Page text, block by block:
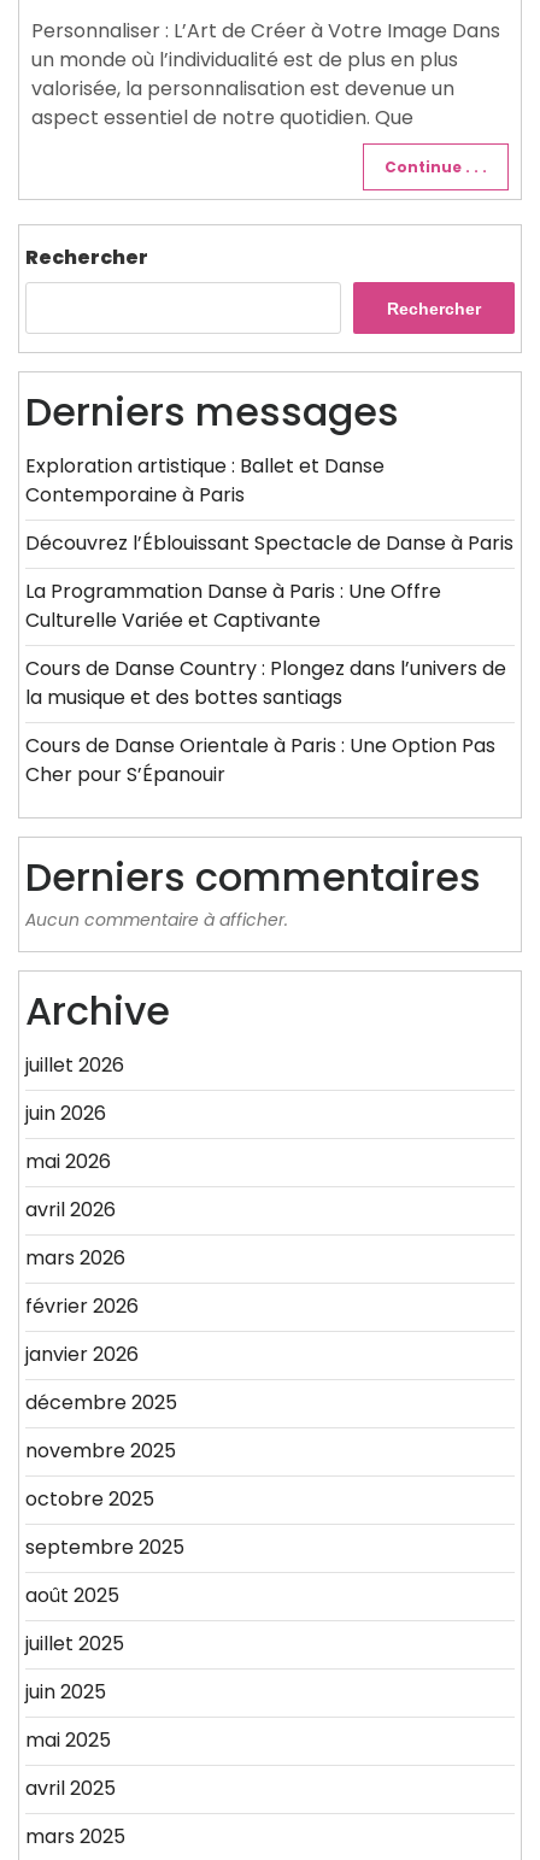
Personnaliser : L’Art de Créer à Votre Image Dans
un monde où l’individualité est de plus en plus
valorisée, la personnalisation est devenue un
aspect essentiel de notre quotidien. Que
Continue . . .
Rechercher
Rechercher
Derniers messages
Exploration artistique : Ballet et Danse
Contemporaine à Paris
Découvrez l’Éblouissant Spectacle de Danse à Paris
La Programmation Danse à Paris : Une Offre
Culturelle Variée et Captivante
Cours de Danse Country : Plongez dans l’univers de
la musique et des bottes santiags
Cours de Danse Orientale à Paris : Une Option Pas
Cher pour S’Épanouir
Derniers commentaires
Aucun commentaire à afficher.
Archive
juillet 2026
juin 2026
mai 2026
avril 2026
mars 2026
février 2026
janvier 2026
décembre 2025
novembre 2025
octobre 2025
septembre 2025
août 2025
juillet 2025
juin 2025
mai 2025
avril 2025
mars 2025